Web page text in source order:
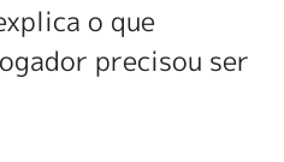
o que
precisou ser